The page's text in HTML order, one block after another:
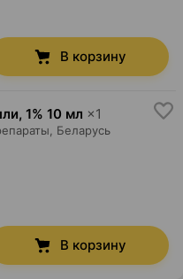
В корзину
, 1% 10 мл ×1
, Беларусь
В корзину